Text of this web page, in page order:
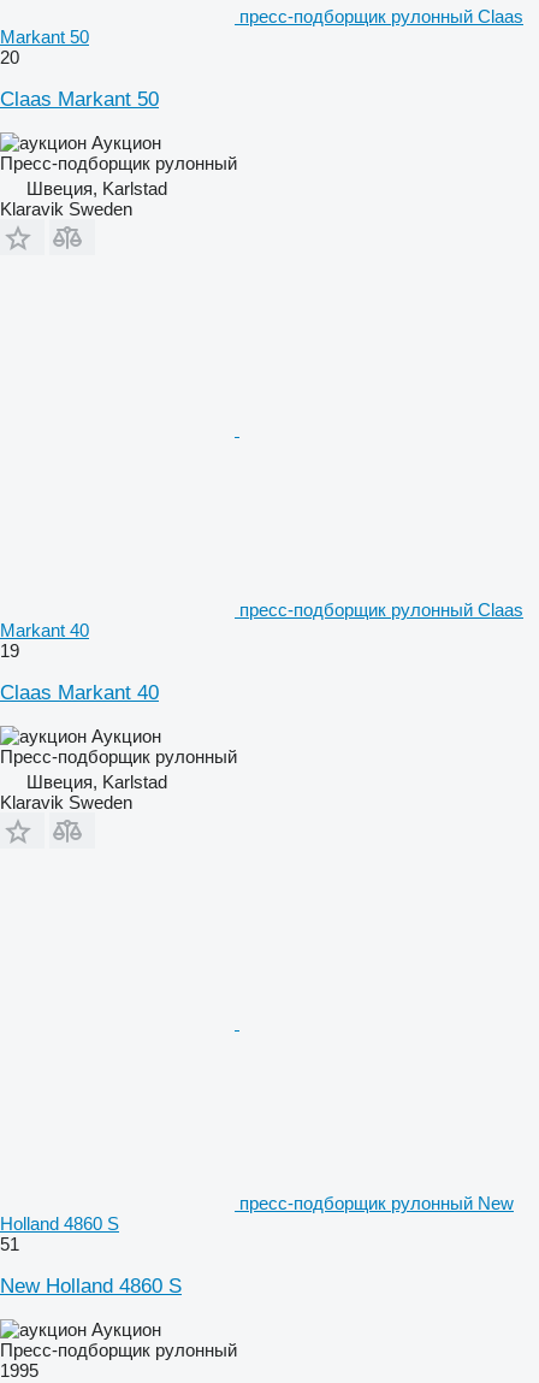
пресс-подборщик рулонный Claas
Markant 50
20
Claas Markant 50
Аукцион
Пресс-подборщик рулонный
Швеция, Karlstad
Klaravik Sweden
пресс-подборщик рулонный Claas
Markant 40
19
Claas Markant 40
Аукцион
Пресс-подборщик рулонный
Швеция, Karlstad
Klaravik Sweden
пресс-подборщик рулонный New
Holland 4860 S
51
New Holland 4860 S
Аукцион
Пресс-подборщик рулонный
1995